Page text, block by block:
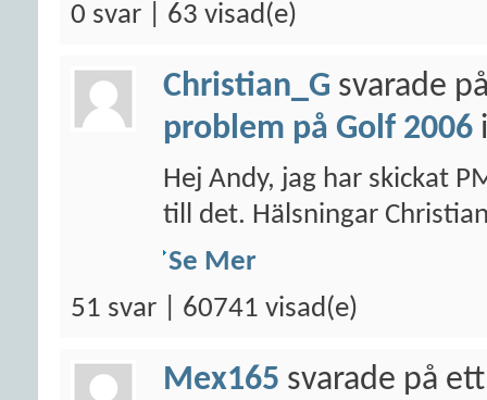
0 svar | 63 visad(e)
Christian_G svarade
problem på Golf 2006
Hej Andy, jag har skickat
till det. Hälsningar
Se Mer
51 svar | 60741 visad(e)
Mex165 svarade på